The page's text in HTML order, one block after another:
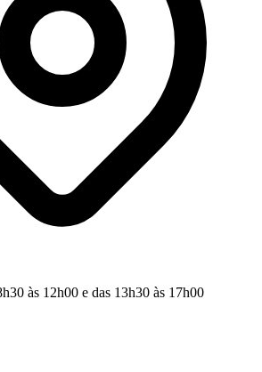
às 12h00 e das 13h30 às 17h00